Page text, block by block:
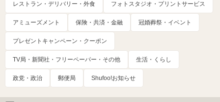
レストラン・デリバリー・外食 フォトスタジオ・プリントサービス
アミューズメント 保険・共済・金融 冠婚葬祭・イベント
プレゼントキャンペーン・クーポン
TV局・新聞社・フリーペーパー・その他 生活・くらし
政党・政治 郵便局 Shufoo!お知らせ